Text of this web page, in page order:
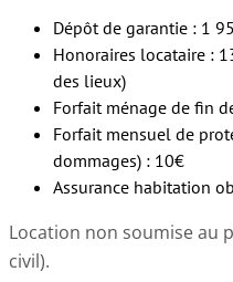
Dépôt de garantie : 1
Honoraires locataire :
des lieux)
Forfait ménage de fin
Forfait mensuel de
dommages) : 10€
Assurance habitation
Location non soumise au
civil).